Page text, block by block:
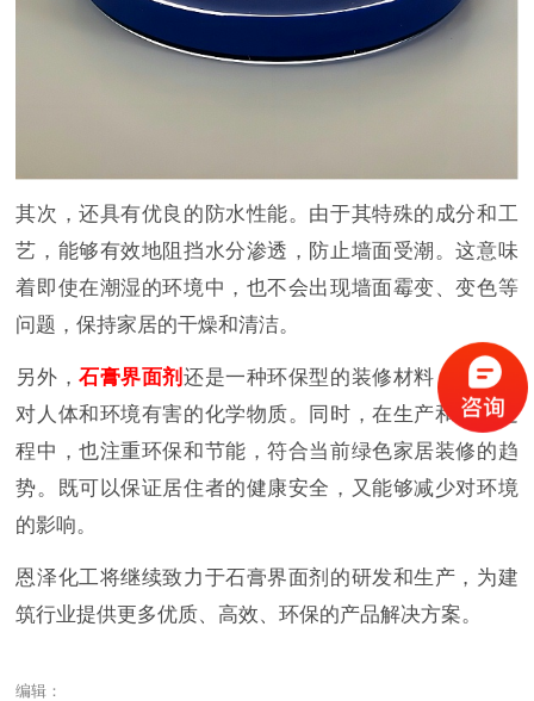
其次，还具有优良的防水性能。由于其特殊的成分和工
艺，能够有效地阻挡水分渗透，防止墙面受潮。这意味
着即使在潮湿的环境中，也不会出现墙面霉变、变色等
问题，保持家居的干燥和清洁。
另外，石膏界面剂还是一种环保型的装修材料，不含有
对人体和环境有害的化学物质。同时，在生产和使用过
程中，也注重环保和节能，符合当前绿色家居装修的趋
势。既可以保证居住者的健康安全，又能够减少对环境
的影响。
恩泽化工将继续致力于石膏界面剂的研发和生产，为建
筑行业提供更多优质、高效、环保的产品解决方案。
编辑：